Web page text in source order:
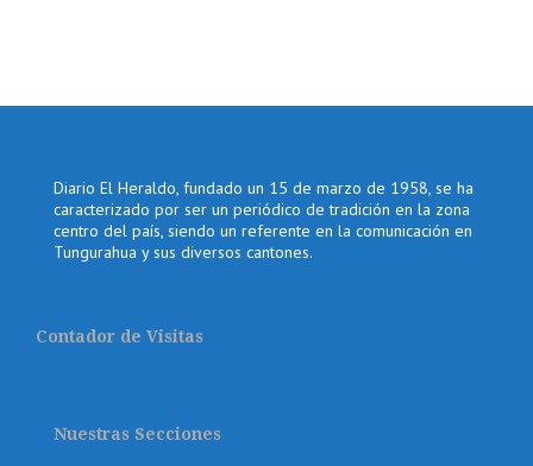
Diario El Heraldo, fundado un 15 de marzo de 1958, se ha
caracterizado por ser un periódico de tradición en la zona
centro del país, siendo un referente en la comunicación en
Tungurahua y sus diversos cantones.
Contador de Visitas
Nuestras Secciones